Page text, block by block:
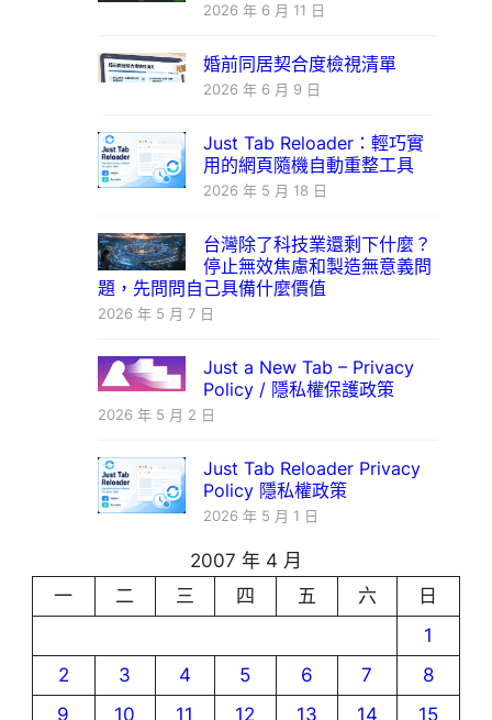
2026 年 6 月 11 日
婚前同居契合度檢視清單
2026 年 6 月 9 日
Just Tab Reloader：輕巧實
用的網頁隨機自動重整工具
2026 年 5 月 18 日
台灣除了科技業還剩下什麼？
停止無效焦慮和製造無意義問
題，先問問自己具備什麼價值
2026 年 5 月 7 日
Just a New Tab – Privacy
Policy / 隱私權保護政策
2026 年 5 月 2 日
Just Tab Reloader Privacy
Policy 隱私權政策
2026 年 5 月 1 日
2007 年 4 月
一
二 三 四 五 六
日
1
2
3 4 5 6 7
8
9
10 11 12 13 14
15